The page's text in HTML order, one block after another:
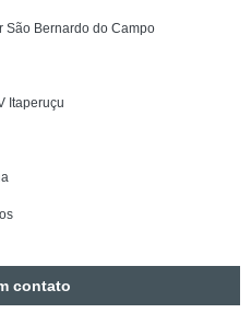
São Bernardo do Campo
Itaperuçu
contato